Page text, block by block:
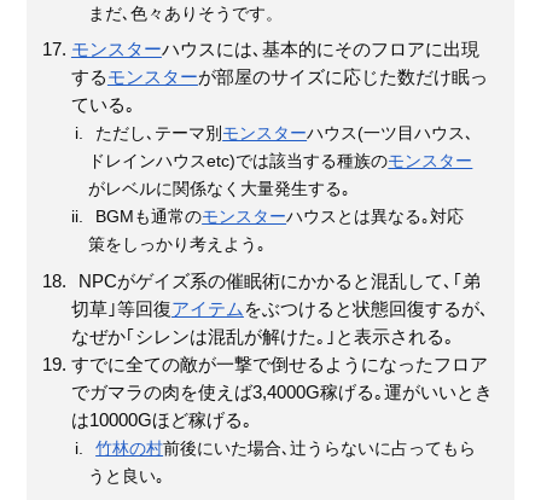
まだ､色々ありそうです。
モンスターハウスには､基本的にそのフロアに出現
するモンスターが部屋のサイズに応じた数だけ眠っ
ている｡
ただし､テーマ別 モンスターハウス(一ツ目ハウス､
ドレインハウスetc)では該当する種族のモンスター
がレベルに関係なく大量発生する｡
BGMも通常のモンスターハウスとは異なる｡対応
策をしっかり考えよう｡
NPCがゲイズ系の催眠術にかかると混乱して､｢弟
切草｣等回復アイテム をぶつけると状態回復するが､
なぜか｢シレンは混乱が解けた｡｣と表示される｡
すでに全ての敵が一撃で倒せるようになったフロア
でガマラの肉を使えば3,4000G稼げる｡運がいいとき
は10000Gほど稼げる｡
竹林の村前後にいた場合､辻うらないに占ってもら
うと良い｡